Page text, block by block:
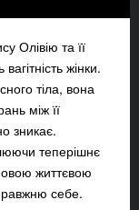
Олівію та її
жінки.
тіла, вона
між її
зникає.
теперішнє
життєвою
себе.